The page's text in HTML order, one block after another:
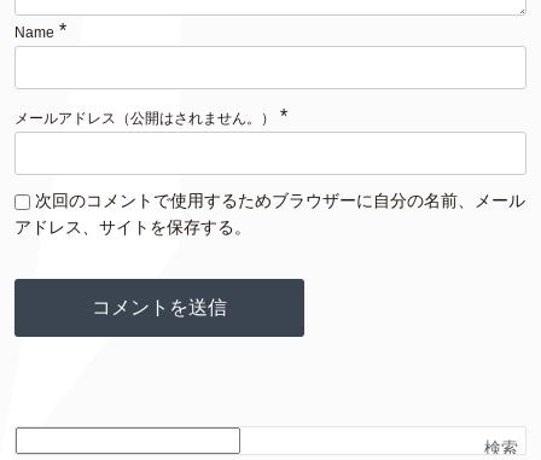
Name *
メールアドレス（公開はされません。） *
次回のコメントで使用するためブラウザーに自分の名前、メール
アドレス、サイトを保存する。
検索